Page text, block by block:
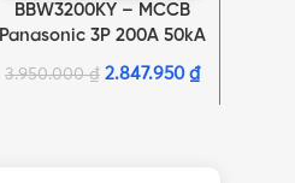
ĐỌC TIẾP
BBW3200KY – MCCB
Panasonic 3P 200A 50kA
220VAC
3.950.000₫ 2.847.950 ₫